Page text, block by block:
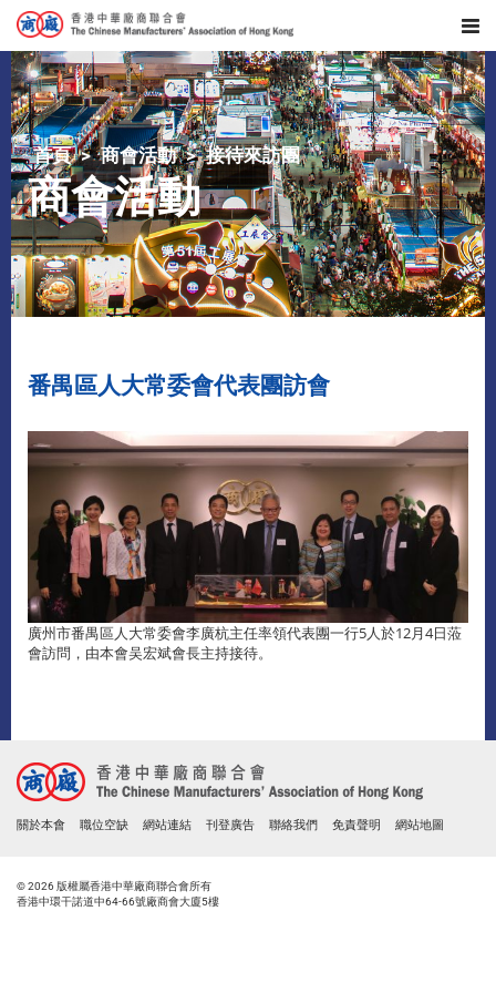
首頁 商會活動 接待來訪團
商會活動
番禺區人大常委會代表團訪會
廣州市番禺區人大常委會李廣杭主任率領代表團一行5人於12月4日蒞
會訪問，由本會吴宏斌會長主持接待。
關於本會 職位空缺 網站連結 刊登廣告 聯絡我們 免責聲明 網站地圖
© 2026 版權屬香港中華廠商聯合會所有
香港中環干諾道中64-66號廠商會大廈5樓